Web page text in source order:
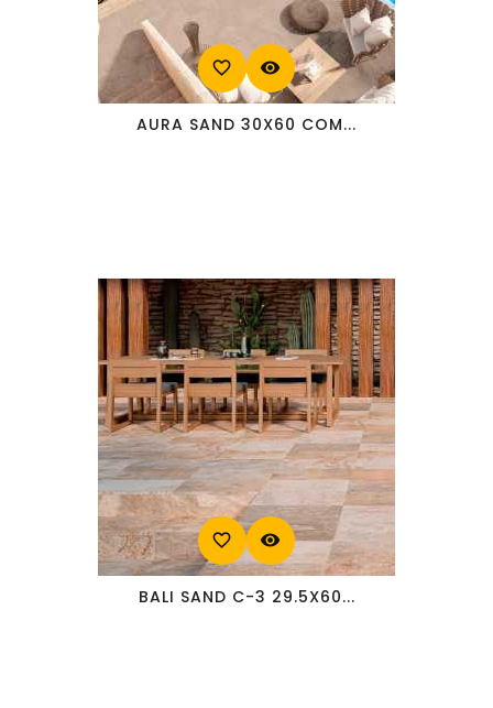
favorite_border visibility
AURA SAND 30X60 COM...
favorite_border visibility
BALI SAND C-3 29.5X60...